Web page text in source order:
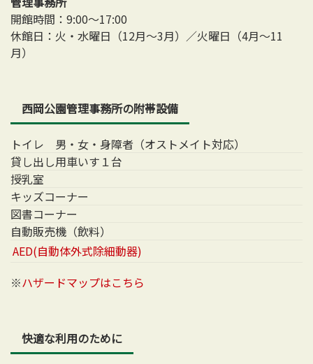
開館時間：9:00～17:00
休館日：火・水曜日（12月～3月）／火曜日（4月～11
月）
西岡公園管理事務所の附帯設備
トイレ 男・女・身障者（オストメイト対応）
貸し出し用車いす１台
授乳室
キッズコーナー
図書コーナー
自動販売機（飲料）
AED(自動体外式除細動器)
※ハザードマップはこちら
快適な利用のために